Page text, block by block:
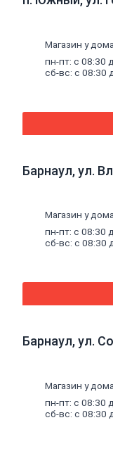
Магазин у дома
пн-пт: с 08:30
сб-вс: с 08:30
Барнаул, ул.
Магазин у
пн-пт: с 08:30
сб-вс: с 08:30
Барнаул, ул.
Магазин у
пн-пт: с 08:30
сб-вс: с 08:30